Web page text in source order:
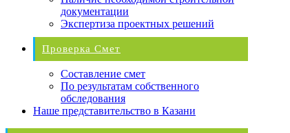
документации
Экспертиза проектных решений
Проверка Смет
Составление смет
По результатам собственного
обследования
Наше представительство в Казани